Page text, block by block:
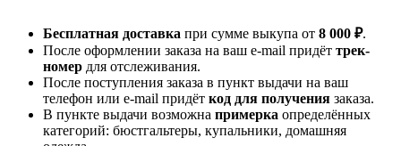
Бесплатная доставка при сумме выкупа от 8 000 ₽.
После оформлении заказа на ваш e-mail придёт трек-
номер для отслеживания.
После поступления заказа в пункт выдачи на ваш
телефон или e-mail придёт код для получения заказа.
В пункте выдачи возможна примерка определённых
категорий: бюстгальтеры, купальники, домашняя